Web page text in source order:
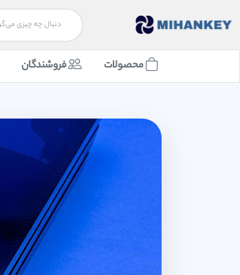
محصولات فروشندگان